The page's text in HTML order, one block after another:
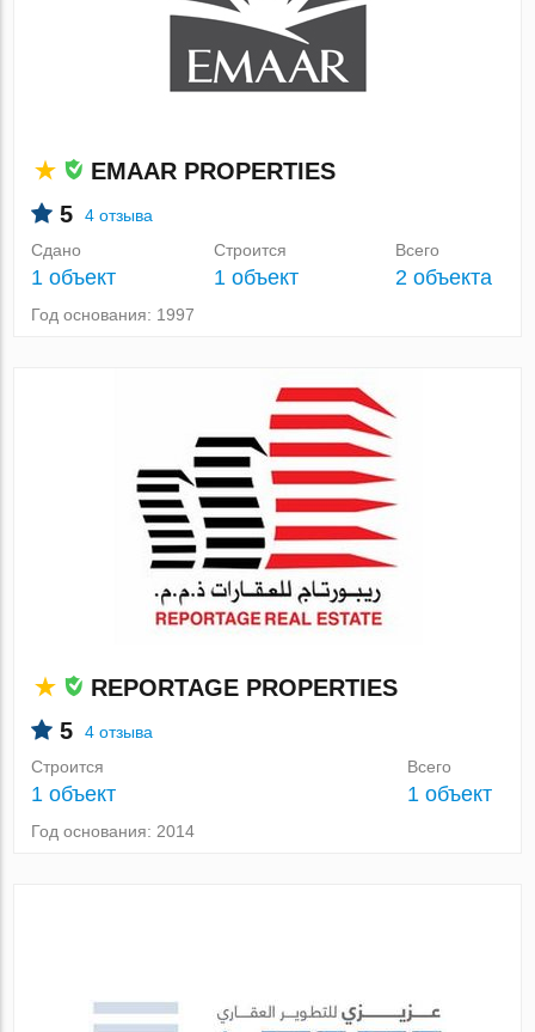
EMAAR PROPERTIES
5
4 отзыва
Сдано
1 объект
Строится
1 объект
Всего
2 объекта
Год основания: 1997
REPORTAGE PROPERTIES
5
4 отзыва
Строится
1 объект
Всего
1 объект
Год основания: 2014